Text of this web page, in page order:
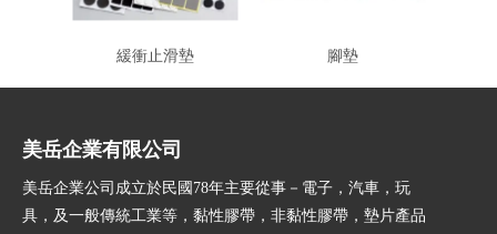
緩衝止滑墊 腳墊
美岳企業有限公司
美岳企業公司成立於民國78年主要從事－電子，汽車，玩
具，及一般傳統工業等，黏性膠帶，非黏性膠帶，墊片產品